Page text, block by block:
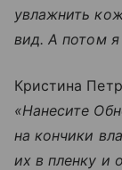
увлажнить
вид. А потом я
Кристина
«Нанесите
на кончики
их в пленку и